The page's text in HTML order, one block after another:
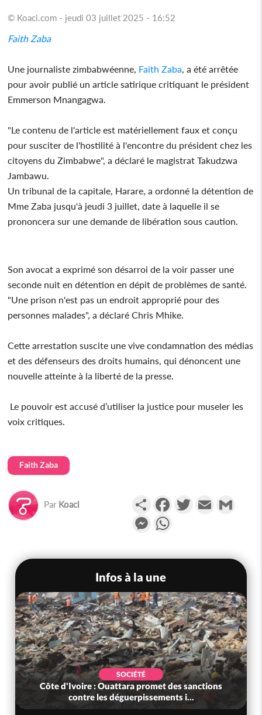
© Koaci.com - jeudi 03 juillet 2025 - 16:52
Faith Zaba
Une journaliste zimbabwéenne, Faith Zaba , a été arrêtée
pour avoir publié un article satirique critiquant le président
Emmerson Mnangagwa.
"Le contenu de l'article est matériellement faux et conçu
pour susciter de l'hostilité à l'encontre du président chez les
citoyens du Zimbabwe", a déclaré le magistrat Takudzwa
Jambawu.
Un tribunal de la capitale, Harare, a ordonné la détention de
Mme Zaba jusqu'à jeudi 3 juillet, date à laquelle il se
prononcera sur une demande de libération sous caution.
Son avocat a exprimé son désarroi de la voir passer une
seconde nuit en détention en dépit de problèmes de santé.
"Une prison n'est pas un endroit approprié pour des
personnes malades", a déclaré Chris Mhike.
Cette arrestation suscite une vive condamnation des médias
et des défenseurs des droits humains, qui dénoncent une
nouvelle atteinte à la liberté de la presse.
Le pouvoir est accusé d’utiliser la justice pour museler les
voix critiques.
Faith Zaba
Par Koaci PartagerFacebookTwitterEmail
Messenger
Infos à la une
SOCIÉTÉ
Côte d'Ivoire : Ouattara promet des sanctions
contre les déguerpissements i...